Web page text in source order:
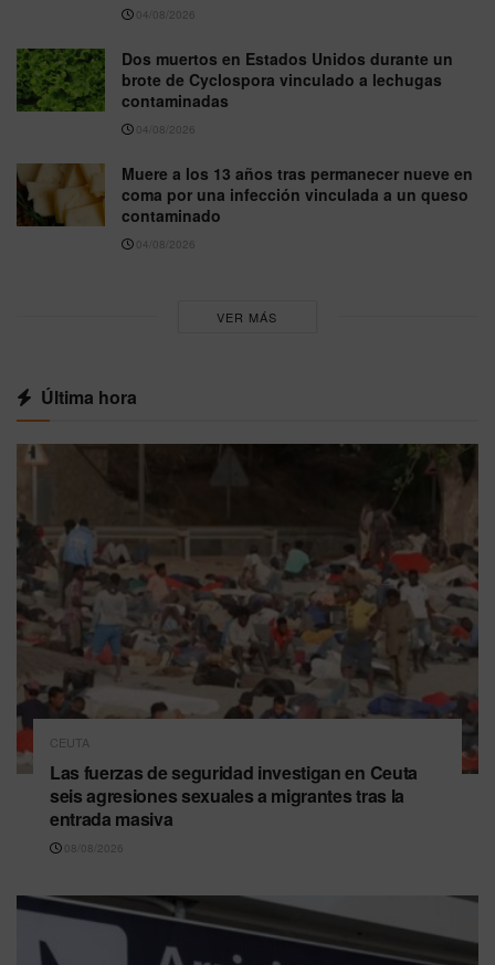
04/08/2026
Dos muertos en Estados Unidos durante un
brote de Cyclospora vinculado a lechugas
contaminadas
04/08/2026
Muere a los 13 años tras permanecer nueve en
coma por una infección vinculada a un queso
contaminado
04/08/2026
VER MÁS
Última hora
CEUTA
Las fuerzas de seguridad investigan en Ceuta
seis agresiones sexuales a migrantes tras la
entrada masiva
08/08/2026